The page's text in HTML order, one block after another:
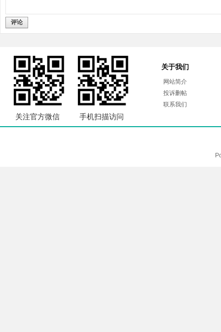
评论
关注官方微信 手机扫描访问
关于我们
网站简介
投诉删帖
联系我们